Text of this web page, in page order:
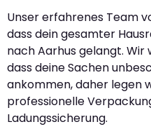
Unser erfahrenes Team
dass dein gesamter
nach Aarhus gelangt. Wir
dass deine Sachen
ankommen, daher legen
professionelle
Ladungssicherung.